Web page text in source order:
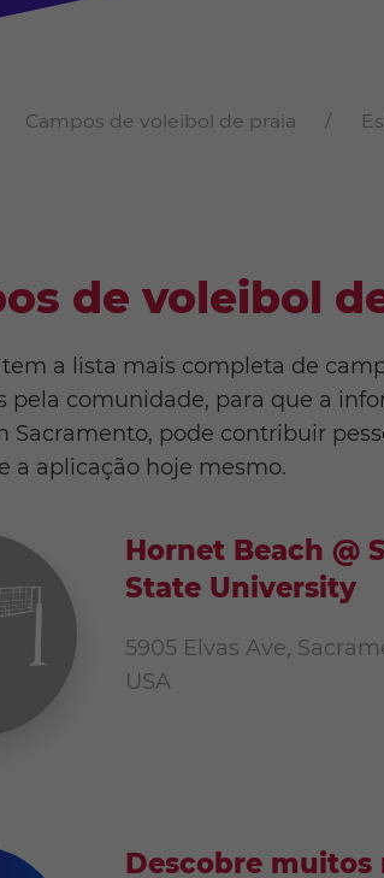
Campos de voleibol de praia
de voleibol
a lista mais completa de
pela comunidade, para que a
Sacramento, pode contribuir
a aplicação hoje mesmo.
Hornet Beach @
State University
5905 Elvas Ave,
USA
Descobre muitos